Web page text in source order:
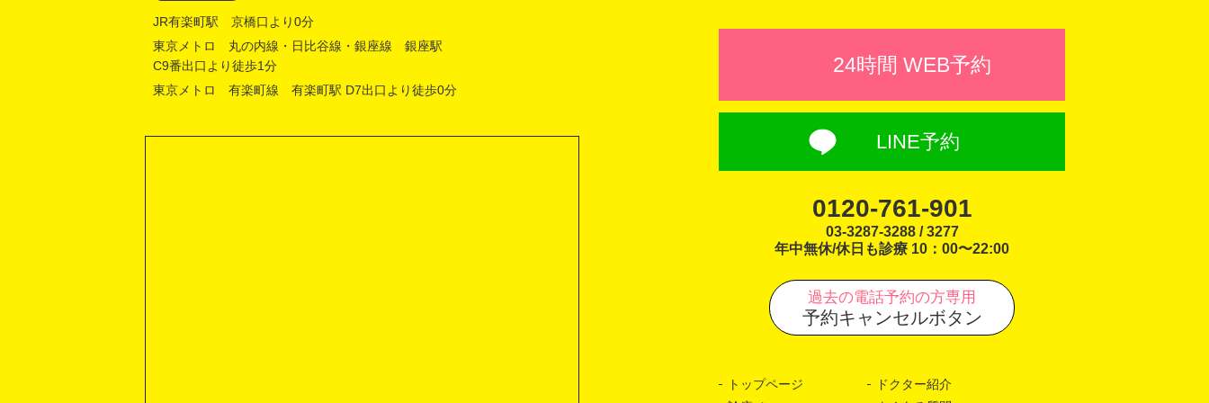
JR有楽町駅 京橋口より0分
東京メトロ 丸の内線・日比谷線・銀座線 銀座駅
C9番出口より徒歩1分
東京メトロ 有楽町線 有楽町駅 D7出口より徒歩0分
24時間 WEB予約
LINE予約
0120-761-901
03-3287-3288 / 3277
年中無休/休日も診療 10：00〜22:00
過去の電話予約の方専用
予約キャンセルボタン
トップページ
ドクター紹介